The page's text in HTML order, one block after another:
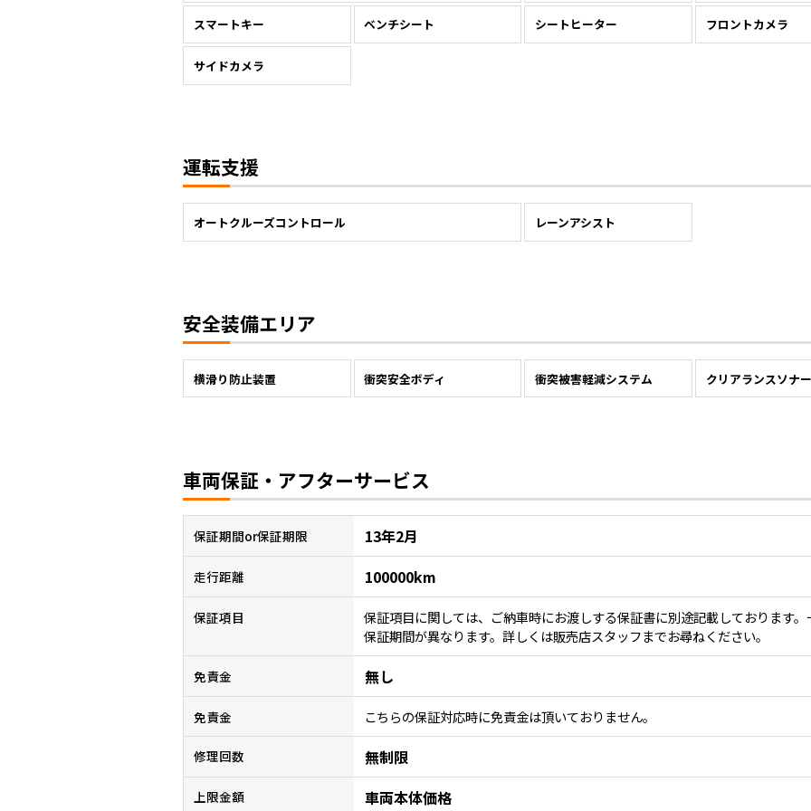
スマートキー ベンチシート シートヒーター フロントカメラ
サイドカメラ
運転支援
オートクルーズコントロール レーンアシスト
安全装備エリア
横滑り防止装置 衝突安全ボディ 衝突被害軽減システム クリアランスソナー
車両保証・アフターサービス
保証期間or保証期限 13年2月
走行距離 100000km
保証項目
保証項目に関しては、ご納車時にお渡しする保証書に別途記載しております
保証期間が異なります。詳しくは販売店スタッフまでお尋ねください。
免責金 無し
免責金 こちらの保証対応時に免責金は頂いておりません。
修理回数 無制限
上限金額 車両本体価格